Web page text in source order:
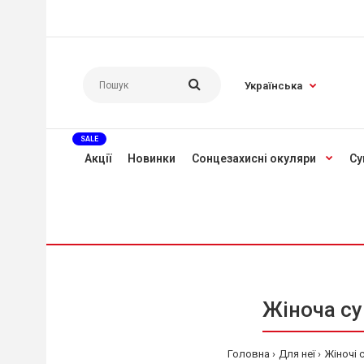
Українська
Акції
SALE
Новинки Сонцезахисні окуляри
Жіноча
Головна Для неї Жіночі